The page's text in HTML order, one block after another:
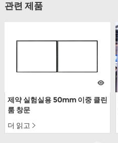
관련 제품
제약 실험실용 50mm 이중 클린
룸 창문
더 읽고